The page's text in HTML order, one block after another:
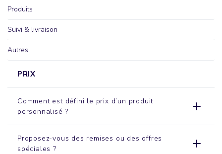
Produits
Suivi & livraison
Autres
PRIX
Comment est défini le prix d’un produit
personnalisé ?
Proposez-vous des remises ou des offres
spéciales ?